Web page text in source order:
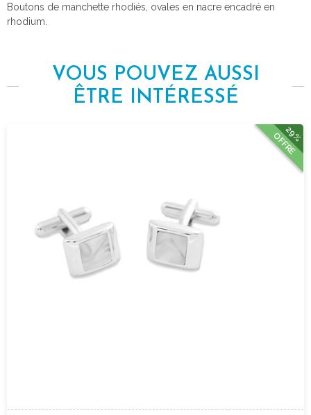
Boutons de manchette rhodiés, ovales en nacre encadré en
rhodium.
VOUS POUVEZ AUSSI
ÊTRE INTÉRESSÉ
29%
OFFRE